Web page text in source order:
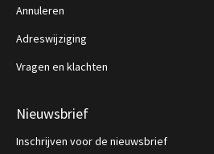
Annuleren
Adreswijziging
Vragen en klachten
Nieuwsbrief
Inschrijven voor de nieuwsbrief